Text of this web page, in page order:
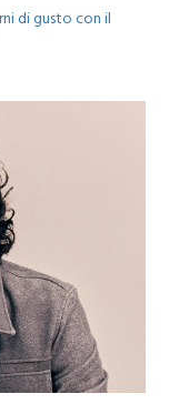
di gusto con il